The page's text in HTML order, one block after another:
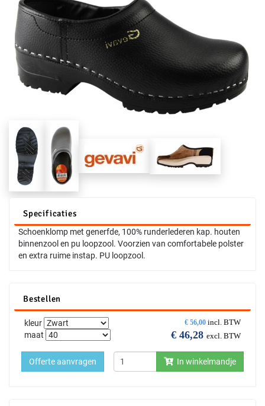
Specificaties
Schoenklomp met generfde, 100% runderlederen kap. houten
binnenzool en pu loopzool. Voorzien van comfortabele polster
en extra ruime instap. PU loopzool.
Bestellen
€ 56,00 incl. BTW
€ 46,28 excl. BTW
kleur
maat
In winkelmandje
Offerte aanvragen